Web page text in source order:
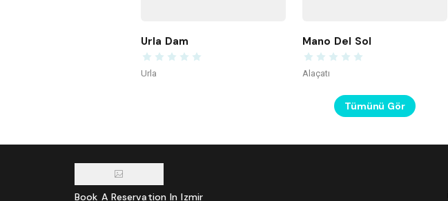
Urla Dam
Urla
Mano Del Sol
Alaçatı
Tümünü Gör
Book A Reservation In Izmir